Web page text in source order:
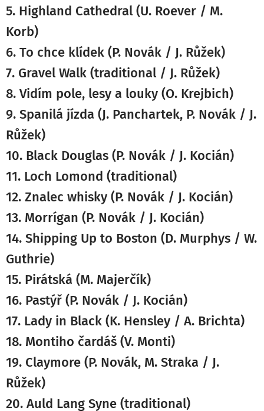
5. Highland Cathedral (U. Roever / M.
Korb)
6. To chce klídek (P. Novák / J. Růžek)
7. Gravel Walk (traditional / J. Růžek)
8. Vidím pole, lesy a louky (O. Krejbich)
9. Spanilá jízda (J. Panchartek, P. Novák / J.
Růžek)
10. Black Douglas (P. Novák / J. Kocián)
11. Loch Lomond (traditional)
12. Znalec whisky (P. Novák / J. Kocián)
13. Morrígan (P. Novák / J. Kocián)
14. Shipping Up to Boston (D. Murphys / W.
Guthrie)
15. Pirátská (M. Majerčík)
16. Pastýř (P. Novák / J. Kocián)
17. Lady in Black (K. Hensley / A. Brichta)
18. Montiho čardáš (V. Monti)
19. Claymore (P. Novák, M. Straka / J.
Růžek)
20. Auld Lang Syne (traditional)